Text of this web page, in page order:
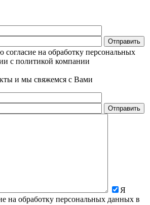
согласие на обработку персональных
с политикой компании
и мы свяжемся с Вами
Я
на обработку персональных данных в